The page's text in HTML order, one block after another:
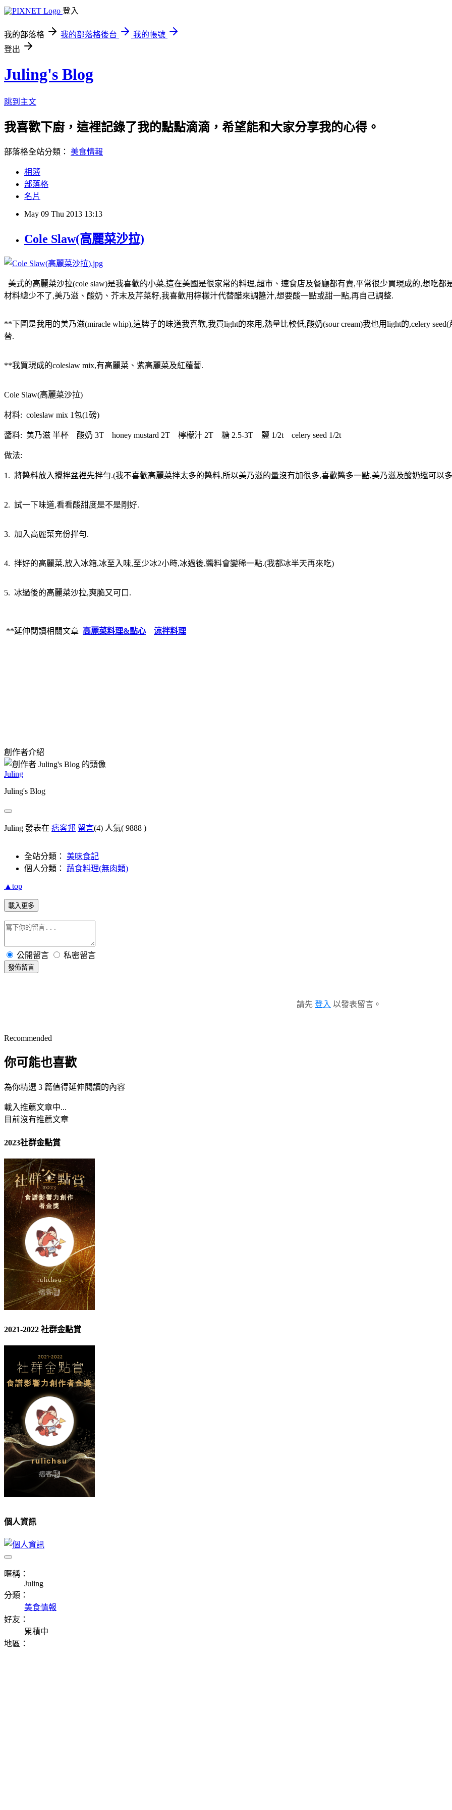
登入
我的部落格 我的部落格後台
我的帳號
登出
Juling's Blog
跳到主文
我喜歡下廚，這裡記錄了我的點點滴滴，希望能和大家分享我的心得。
部落格全站分類： 美食情報
相簿
部落格
名片
May 09 Thu 2013 13:13
Cole Slaw(高麗菜沙拉)
美式的高麗菜沙拉(cole slaw)是我喜歡的小菜,這在美國是很家常的料理,超市、速食店及餐廳都有賣,平常很少買現成的,想吃
材料總少不了,美乃滋、酸奶、芥末及芹菜籽,我喜歡用檸檬汁代替醋來調醬汁,想要酸一點或甜一點,再自己調整.
**下圖是我用的美乃滋(miracle whip),這牌子的味道我喜歡,我買light的來用,熱量比較低,酸奶(sour cream)我也用light的,celery
替.
**我買現成的coleslaw mix,有高麗菜、紫高麗菜及紅蘿蔔.
Cole Slaw(高麗菜沙拉)
材料: coleslaw mix 1包(1磅)
醬料: 美乃滋 半杯 酸奶 3T honey mustard 2T 檸檬汁 2T 糖 2.5-3T 鹽 1/2t celery seed 1/2t
做法:
1. 將醬料放入攪拌盆裡先拌勻.(我不喜歡高麗菜拌太多的醬料,所以美乃滋的量沒有加很多,喜歡醬多一點,美乃滋及酸奶還可以
2. 試一下味道,看看酸甜度是不是剛好.
3. 加入高麗菜充份拌勻.
4. 拌好的高麗菜,放入冰箱,冰至入味,至少冰2小時,冰過後,醬料會變稀一點.(我都冰半天再來吃)
5. 冰過後的高麗菜沙拉,爽脆又可口.
**延伸閱讀相關文章 高麗菜料理&點心 涼拌料理
創作者介紹
Juling
Juling's Blog
Juling 發表在 痞客邦 留言(4) 人氣( 9888 )
全站分類： 美味食記
個人分類： 蔬食料理(無肉類)
▲top
載入更多
公開留言 私密留言
發佈留言
請先 登入 以發表留言。
Recommended
你可能也喜歡
為你精選 3 篇值得延伸閱讀的內容
載入推薦文章中...
目前沒有推薦文章
2023社群金點賞
2021-2022 社群金點賞
個人資訊
暱稱：
Juling
分類：
美食情報
好友：
累積中
地區：